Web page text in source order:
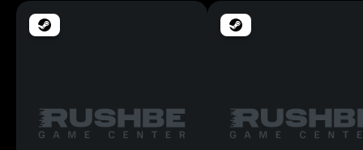
Место на диске
15 ГБ
Windows 10, 64-разрядная